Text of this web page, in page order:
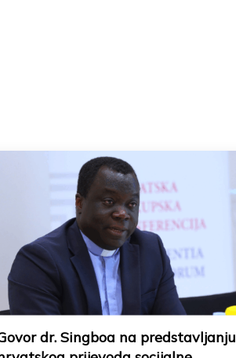
dr. Singboa na predstavljanju